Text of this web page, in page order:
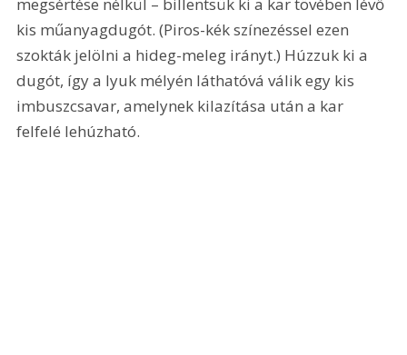
megsértése nélkül – billentsük ki a kar tövében lévő
kis műanyagdugót. (Piros-kék színezéssel ezen
szokták jelölni a hideg-meleg irányt.) Húzzuk ki a
dugót, így a lyuk mélyén láthatóvá válik egy kis
imbuszcsavar, amelynek kilazítása után a kar
felfelé lehúzható.